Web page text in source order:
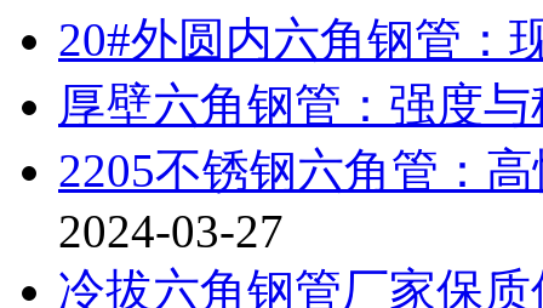
20#外圆内六角钢管：
厚壁六角钢管：强度
2205不锈钢六角管：
2024-03-27
冷拔六角钢管厂家保质